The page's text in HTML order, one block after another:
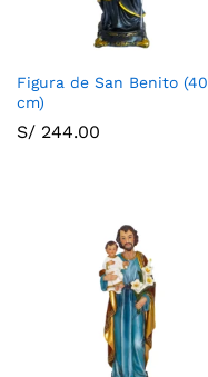
Figura de San Benito (40
cm)
S/ 244.00